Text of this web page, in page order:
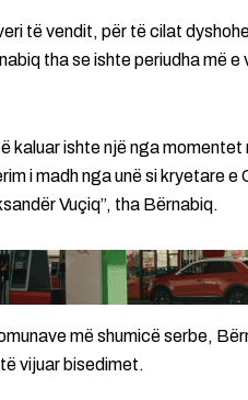
të vendit, për të cilat
tha se ishte periudha më
kaluar ishte një nga
i madh nga unë si kryetare
Vuçiq”, tha Bërnabiq.
më shumicë serbe,
vijuar bisedimet.